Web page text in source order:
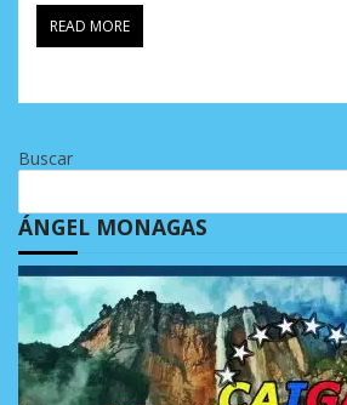
READ MORE
Buscar
ÁNGEL MONAGAS